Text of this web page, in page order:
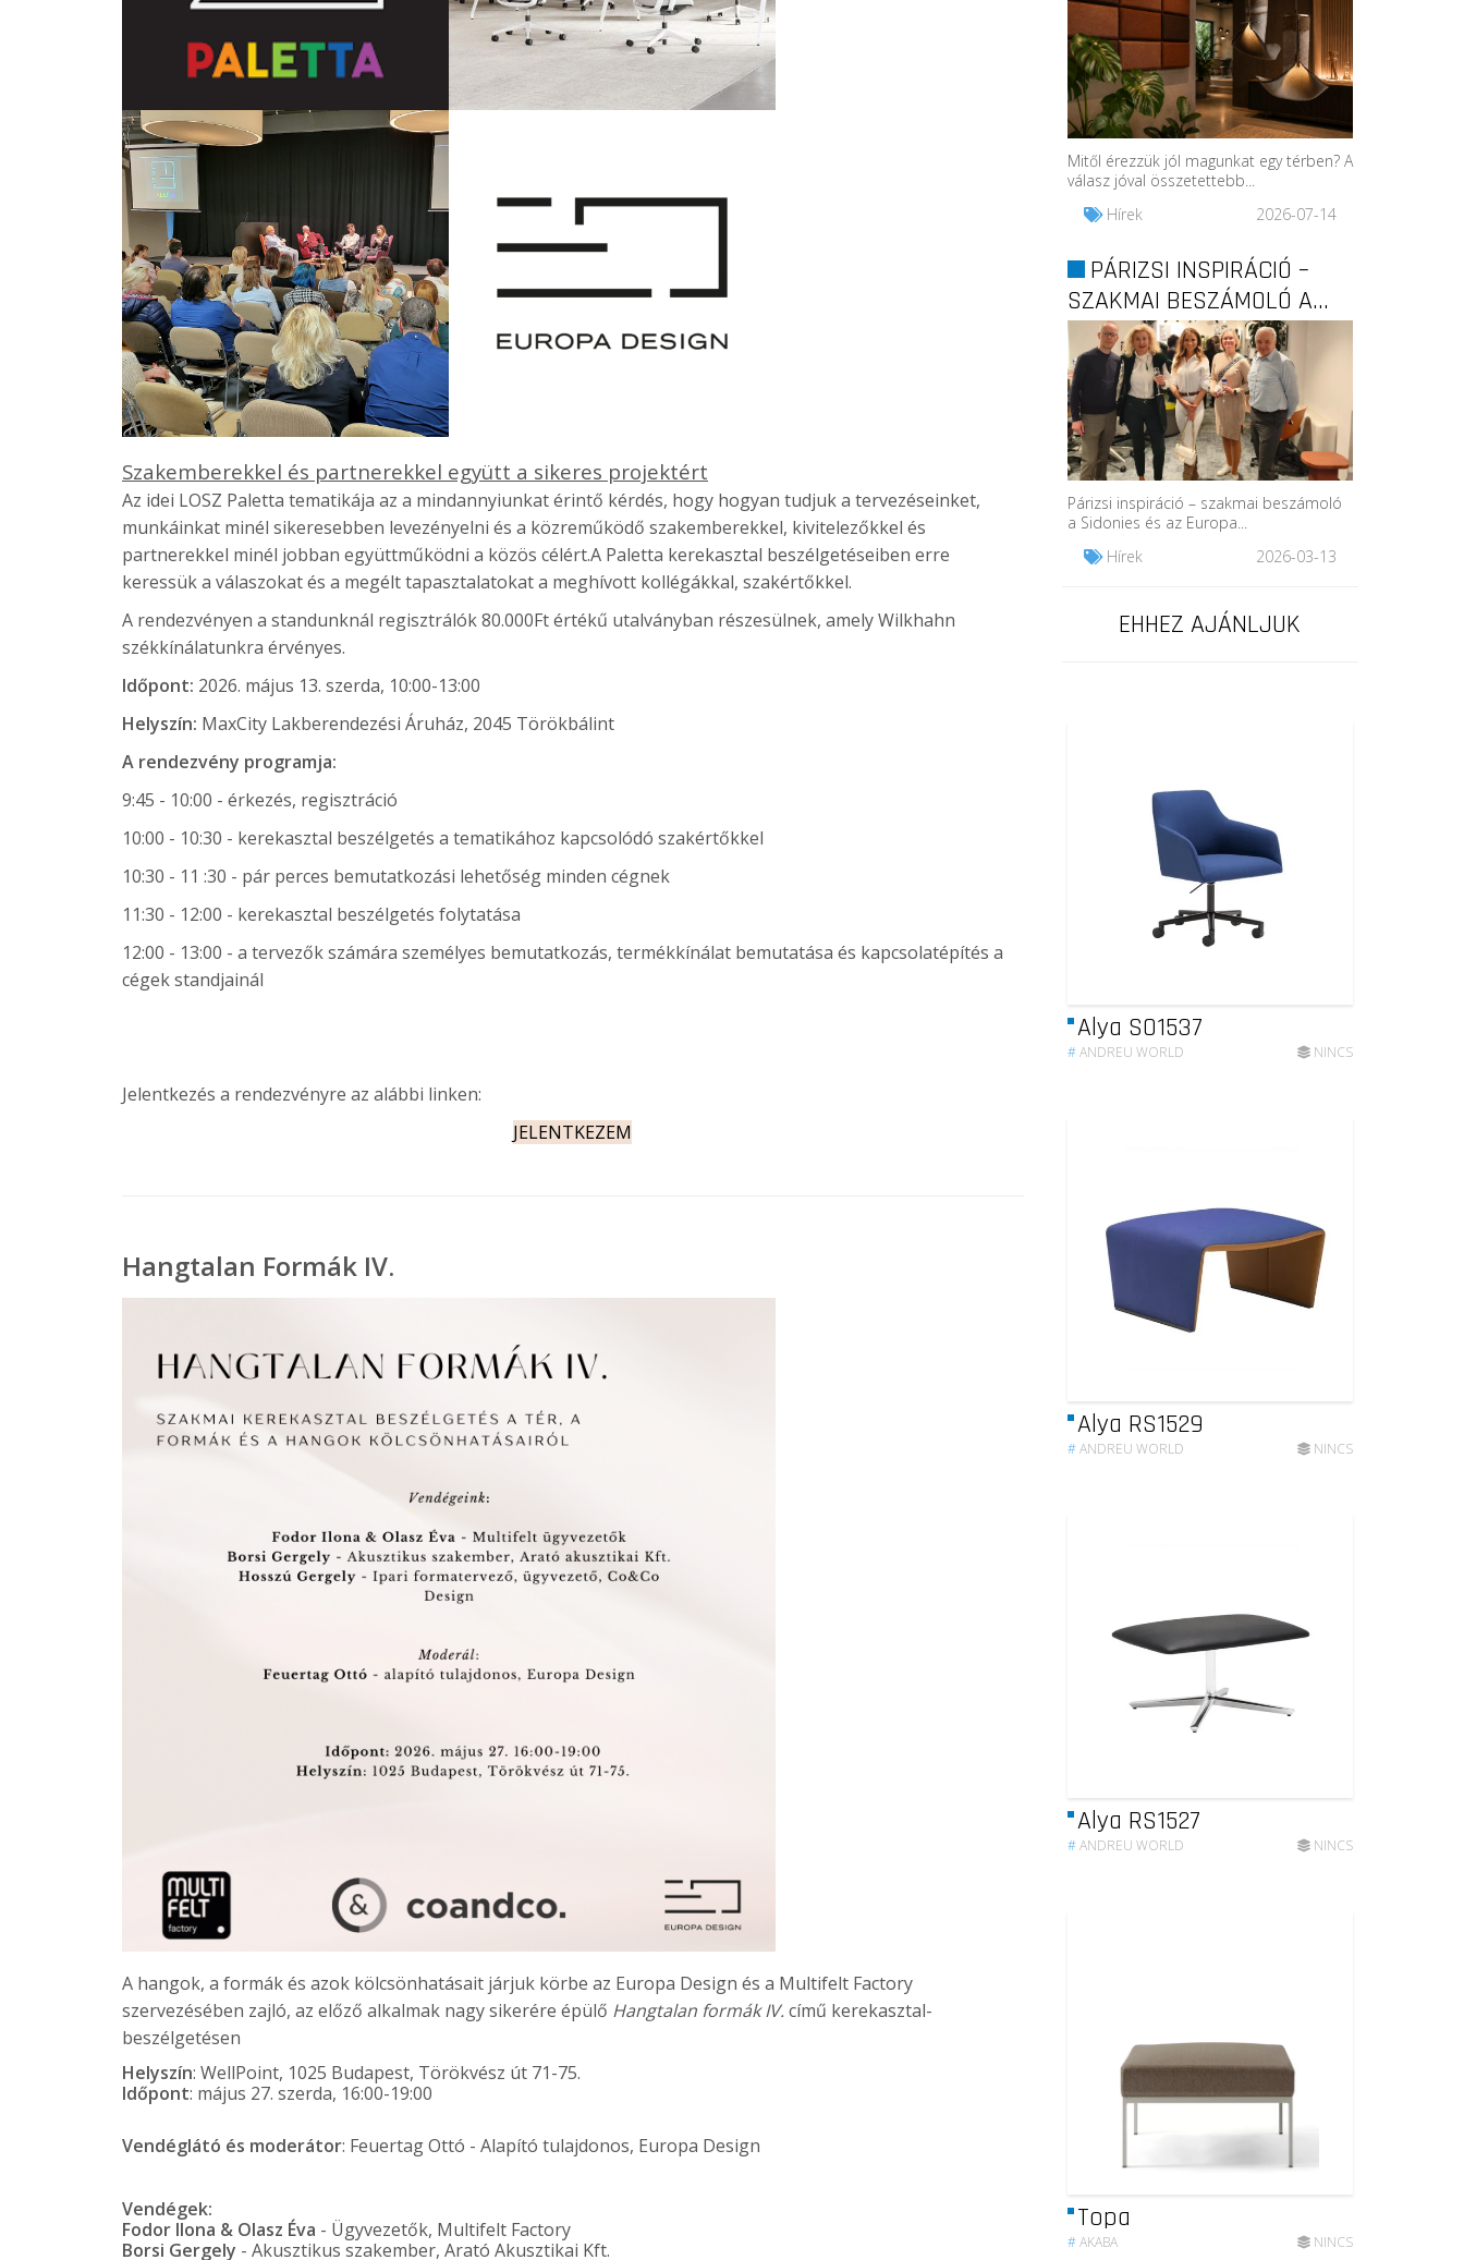
Szakemberekkel és partnerekkel együtt a sikeres projektért
Az idei LOSZ Paletta tematikája az a mindannyiunkat érintő kérdés, hogy hogyan tudjuk a tervezéseinket,
munkáinkat minél sikeresebben levezényelni és a közreműködő szakemberekkel, kivitelezőkkel és
partnerekkel minél jobban együttműködni a közös célért.A Paletta kerekasztal beszélgetéseiben erre
keressük a válaszokat és a megélt tapasztalatokat a meghívott kollégákkal, szakértőkkel.
A rendezvényen a standunknál regisztrálók 80.000Ft értékű utalványban részesülnek, amely Wilkhahn
székkínálatunkra érvényes.
Időpont: 2026. május 13. szerda, 10:00-13:00
Helyszín: MaxCity Lakberendezési Áruház, 2045 Törökbálint
A rendezvény programja:
9:45 - 10:00 - érkezés, regisztráció
10:00 - 10:30 - kerekasztal beszélgetés a tematikához kapcsolódó szakértőkkel
10:30 - 11 :30 - pár perces bemutatkozási lehetőség minden cégnek
11:30 - 12:00 - kerekasztal beszélgetés folytatása
12:00 - 13:00 - a tervezők számára személyes bemutatkozás, termékkínálat bemutatása és kapcsolatépítés a
cégek standjainál
Jelentkezés a rendezvényre az alábbi linken:
JELENTKEZEM
Hangtalan Formák IV.
A hangok, a formák és azok kölcsönhatásait járjuk körbe az Europa Design és a Multifelt Factory
szervezésében zajló, az előző alkalmak nagy sikerére épülő Hangtalan formák IV.című kerekasztal-
beszélgetésen
Helyszín: WellPoint, 1025 Budapest, Törökvész út 71-75.
Időpont: május 27. szerda, 16:00-19:00
Vendéglátó és moderátor: Feuertag Ottó - Alapító tulajdonos, Europa Design
Vendégek:
Fodor Ilona & Olasz Éva - Ügyvezetők, Multifelt Factory
Borsi Gergely - Akusztikus szakember, Arató Akusztikai Kft.
Mitől érezzük jól magunkat egy térben? A
válasz jóval összetettebb...
Hírek
2026-07-14
PÁRIZSI INSPIRÁCIÓ –
SZAKMAI BESZÁMOLÓ A...
Párizsi inspiráció – szakmai beszámoló
a Sidonies és az Europa...
Hírek
2026-03-13
EHHEZ AJÁNLJUK
Alya SO1537
#ANDREU WORLD NINCS
Alya RS1529
#ANDREU WORLD NINCS
Alya RS1527
#ANDREU WORLD NINCS
Topa
#AKABA NINCS